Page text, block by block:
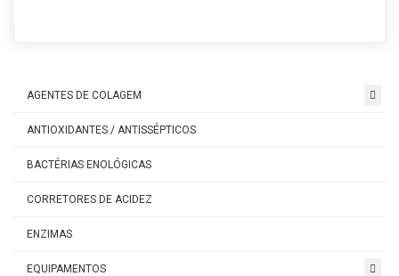
AGENTES DE COLAGEM
ANTIOXIDANTES / ANTISSÉPTICOS
BACTÉRIAS ENOLÓGICAS
CORRETORES DE ACIDEZ
ENZIMAS
EQUIPAMENTOS